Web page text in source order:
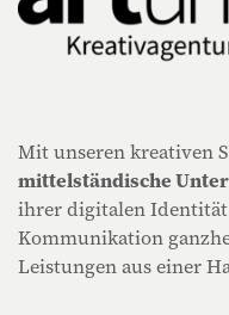
Mit unseren kreativen
mittelständische
ihrer digitalen
Kommunikation
Leistungen aus einer